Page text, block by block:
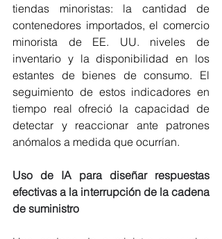
tiendas minoristas: la cantidad de
contenedores importados, el comercio
minorista de EE. UU. niveles de
inventario y la disponibilidad en los
estantes de bienes de consumo. El
seguimiento de estos indicadores en
tiempo real ofreció la capacidad de
detectar y reaccionar ante patrones
anómalos a medida que ocurrían.
Uso de IA para diseñar respuestas
efectivas a la interrupción de la cadena
de suministro